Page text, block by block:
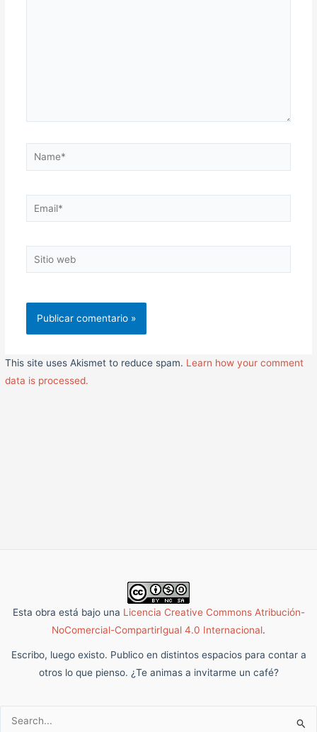
Name*
Email*
Sitio
web
This site uses Akismet to reduce spam. Learn how your comment
data is processed.
Esta obra está bajo una Licencia Creative Commons Atribución-
NoComercial-CompartirIgual 4.0 Internacional.
Escribo, luego existo. Publico en distintos espacios para contar a
otros lo que pienso. ¿Te animas a invitarme un café?
Buscar: